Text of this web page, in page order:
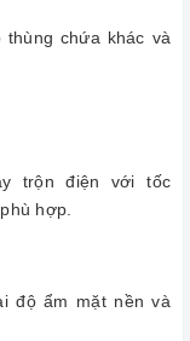
chứa khác và
trộn điện với tốc
hợp.
độ ẩm mặt nền và